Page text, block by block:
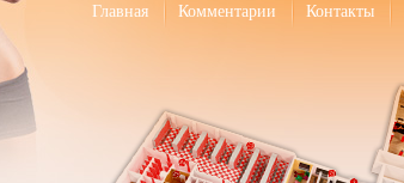
Главная Комментарии Контакты